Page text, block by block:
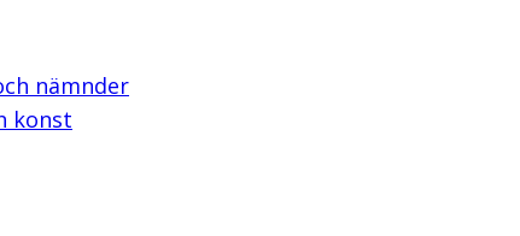
nämnder
konst